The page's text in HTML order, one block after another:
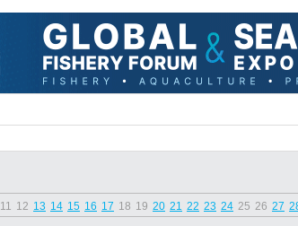
11 12 13 14 15 16 17 18 19 20 21 22 23 24 25 26 27